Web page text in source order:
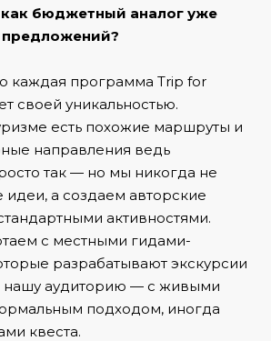
бюджетный аналог уже
каждая программа Trip for
своей уникальностью.
есть похожие маршруты и
направления ведь
так — но мы никогда не
а создаем авторские
активностями.
с местными гидами-
разрабатывают экскурсии
нашу аудиторию — с живыми
подходом, иногда
квеста.